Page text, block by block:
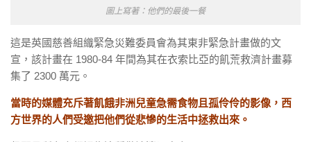
圖上寫著：他們的最後一餐
這是英國慈善組織緊急災難委員會為其東非緊急計畫做的文
宣，該計畫在 1980-84 年間為其在衣索比亞的飢荒救濟計畫募
集了 2300 萬元。
當時的媒體充斥著飢餓非洲兒童急需食物且孤伶伶的影像，西
方世界的人們受邀把他們從悲慘的生活中拯救出來。